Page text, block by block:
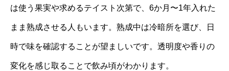
は使う果実や求めるテイスト次第で、6か月〜1年入れた
まま熟成させる人もいます。熟成中は冷暗所を選び、日
時で味を確認することが望ましいです。透明度や香りの
変化を感じ取ることで飲み頃がわかります。